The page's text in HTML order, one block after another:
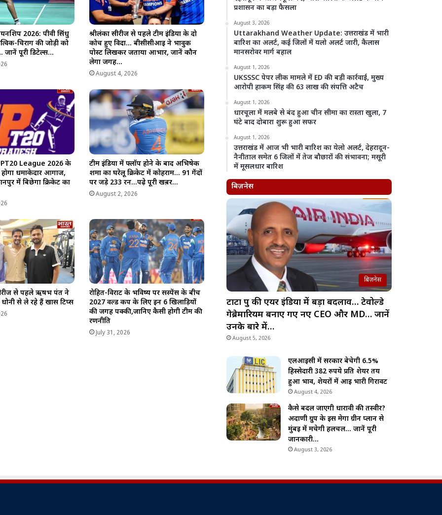
2026: पीवी सिंधु
चिराग की जोड़ी को
जानें पूरी डिटेल्स…
श्रीलंका सीरीज से पहले टीम इंडिया के दो
कोच हुए विदा… बीसीसीआई ने भावुक
पोस्ट लिखकर जताया आभार, जानें कौन
लेगा जगह…
August 4, 2026
League 2026 के
धमाकेदार आगाज,
में बिछेगा क्रिकेट का
टीम इंडिया में फ्लॉप होने के बाद अभिषेक
शर्मा का घरेलू क्रिकेट में कोहराम… 91 गेंदों
पर जड़े 233 रन…पढ़े पूरी खब़र…
August 2, 2026
से पहले ऋषभ पंत ने
से ले रहे हैं खास टिप्स
रोहित-विराट के भविष्य पर सस्पेंस के बीच
2027 वर्ल्ड कप के लिए इन 6 खिलाड़ियों
की जगह पक्की,जानिए कैसी होगी टीम की
रणनीति
July 31, 2026
प्रशासन का बड़ा फैसला
August 3, 2026
Uttarakhand Weather Update: उत्तराखंड में भारी
बारिश का अलर्ट, कई जिलों में यलो अलर्ट जारी, कैलास
मानसरोवर मार्ग बहाल
August 1, 2026
UKSSSC पेपर लीक मामले में ED की बड़ी कार्रवाई, मुख्य
आरोपी हाकम सिंह की 63 लाख की संपत्ति अटैच
August 1, 2026
धारचूला में मलबे से बंद हुआ चीन सीमा का रास्ता खुला, 7
घंटे बाद दोबारा शुरू हुआ सफर
August 1, 2026
उत्तराखंड में आज भी भारी बारिश का येलो अलर्ट, देहरादून-
नैनीताल समेत 6 जिलों में तेज बौछारों की संभावना; मसूरी
में मूसलधार बारिश
बिज़नेस
बिज़नेस
टाटा ग्रुप की एयर इंडिया में बड़ा बदलाव… टेवोल्डे
गेब्रेमारियम बनाए गए नए CEO और MD… जानें
उनके बारे में…
August 5, 2026
एलआईसी में सरकार बेचेगी 6.5%
हिस्सेदारी 382 रुपये प्रति शेयर तय
हुआ भाव, शेयरों में आई भारी गिरावट
August 4, 2026
कैसे बदल जाएगी धारावी की तस्वीर?
अदाणी ग्रुप के इस मेगा ग्रीन प्लान से
मुंबई में मचेगी हलचल… जानें पूरी
जानकारी…
August 3, 2026